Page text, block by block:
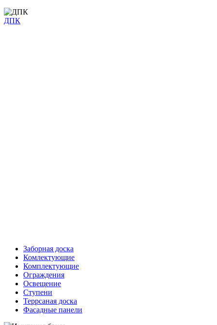
ДПК
Заборная доска
Комлектующие
Комплектующие
Ограждения
Освещение
Ступени
Террсаная доска
Фасадные панели